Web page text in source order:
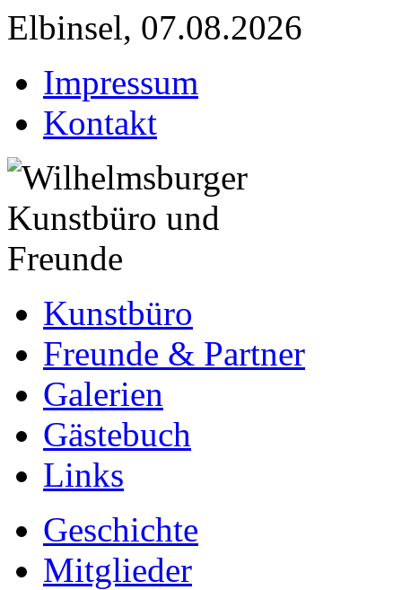
Elbinsel, 07.08.2026
Impressum
Kontakt
Kunstbüro
Freunde & Partner
Galerien
Gästebuch
Links
Geschichte
Mitglieder